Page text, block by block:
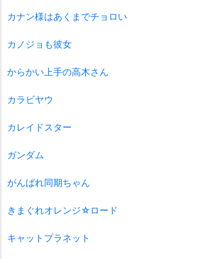
カナン様はあくまでチョロい
カノジョも彼女
からかい上手の高木さん
カラビヤウ
カレイドスター
ガンダム
がんばれ同期ちゃん
きまぐれオレンジ☆ロード
キャットプラネット